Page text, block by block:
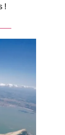
!